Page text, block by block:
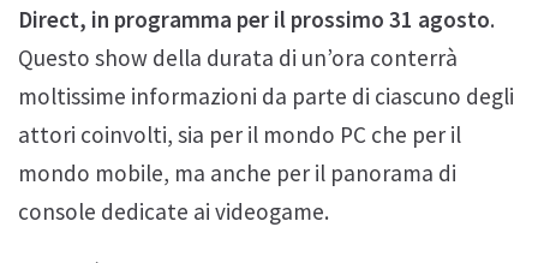
Direct, in programma per il prossimo 31 agosto.
Questo show della durata di un’ora conterrà
moltissime informazioni da parte di ciascuno degli
attori coinvolti, sia per il mondo PC che per il
mondo mobile, ma anche per il panorama di
console dedicate ai videogame.